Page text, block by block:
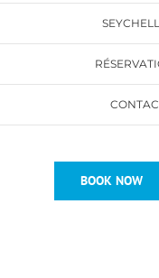
BOOK NOW